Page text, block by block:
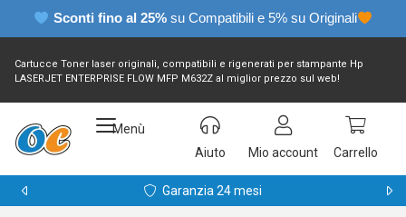
Sconti fino al 25% su Compatibili e 5% su Originali
Cartucce Toner laser originali, compatibili e rigenerati per stampante Hp
LASERJET ENTERPRISE FLOW MFP M632Z al miglior prezzo sul web!
Menù
Aiuto
Mio account Carrello
Garanzia 24 mesi